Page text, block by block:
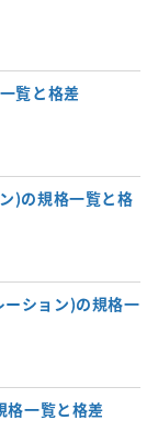
覧と格差
)の規格一覧と格
ション)の規格一
格一覧と格差